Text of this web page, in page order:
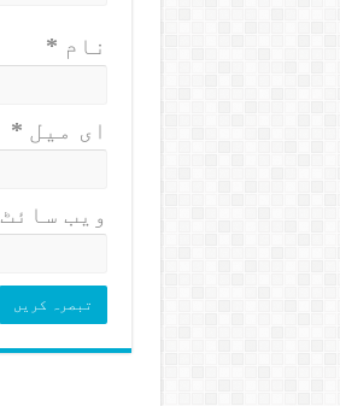
نام *
ای میل *
ویب‌ سائٹ